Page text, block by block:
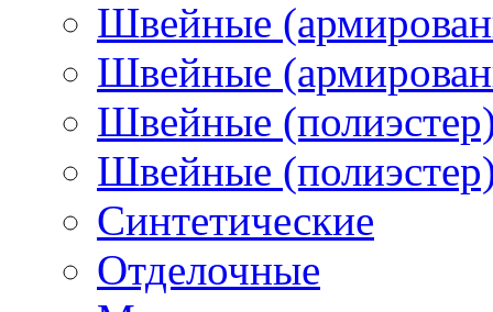
Швейные
Швейные
Швейные
Швейные
Синтетические
Отделочные